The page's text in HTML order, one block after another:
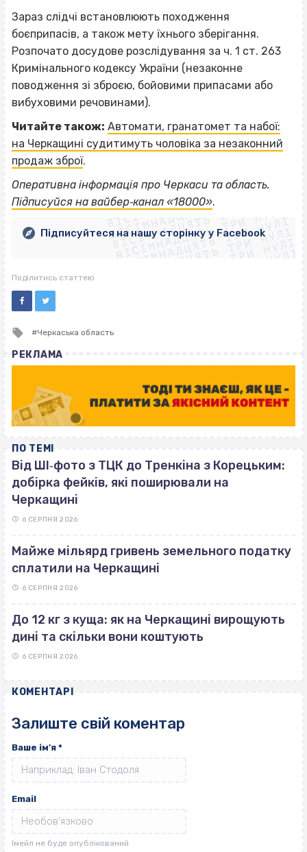
Зараз слідчі встановлюють походження
боєприпасів, а також мету їхнього зберігання.
Розпочато досудове розслідування за ч. 1 ст. 263
Кримінального кодексу України (незаконне
поводження зі зброєю, бойовими припасами або
вибуховими речовинами).
Читайте також: Автомати, гранатомет та набої:
на Черкащині судитимуть чоловіка за незаконний
продаж зброї.
Оперативна інформація про Черкаси та область.
Підписуйся на вайбер‐канал «18000».
ВІСІМНАДЦЯТЬ ТРИ НУЛІ
ВІСІМНАДЦЯТЬ ТРИ НУЛІ
ВІСІМНАДЦЯТЬ ТРИ НУЛІ
ВІСІМНАДЦЯТЬ ТРИ НУЛІ
ВІСІМНАДЦЯТЬ ТРИ НУЛІ
ВІСІМНАДЦЯТЬ ТРИ НУЛІ
ВІСІМНАДЦЯТЬ ТРИ НУЛІ
ВІСІМНАДЦЯТЬ ТРИ НУЛІ
Підписуйтеся на нашу сторінку у Facebook
Поділитись статтею
Tagged
Черкаська область
РЕКЛАМА
ПО ТЕМІ
Від ШІ‐фото з ТЦК до Тренкіна з Корецьким:
добірка фейків, які поширювали на
Черкащині
6 СЕРПНЯ 2026
Майже мільярд гривень земельного податку
сплатили на Черкащині
6 СЕРПНЯ 2026
До 12 кг з куща: як на Черкащині вирощують
дині та скільки вони коштують
6 СЕРПНЯ 2026
КОМЕНТАРІ
Залиште свій коментар
Ваше ім'я *
Email